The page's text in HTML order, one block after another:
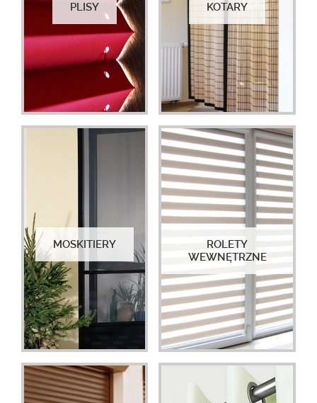
PLISY KOTARY
MOSKITIERY
ROLETY
WEWNĘTRZNE